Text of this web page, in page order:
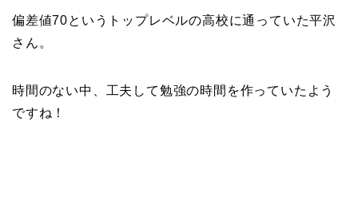
偏差値70というトップレベルの高校に通っていた平沢
さん。
時間のない中、工夫して勉強の時間を作っていたよう
ですね！